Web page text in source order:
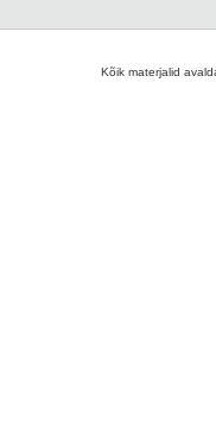
Kõik materjalid